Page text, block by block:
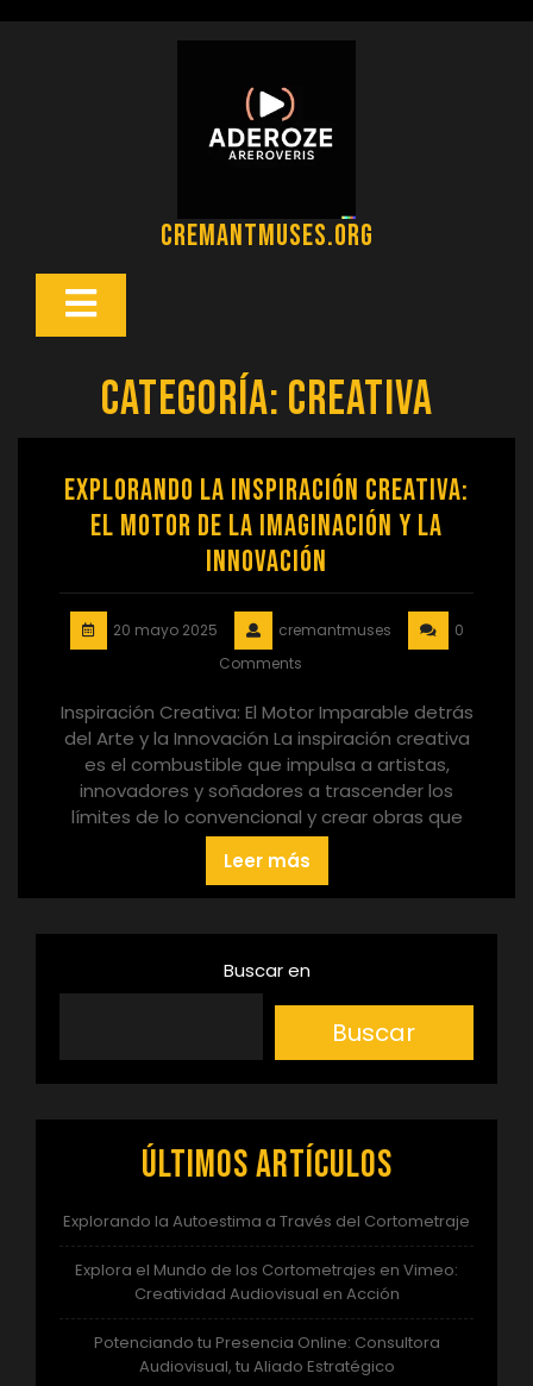
cremantmuses.org
Botón
Categoría: creativa
Explorando la Inspiración Creativa:
El Motor de la Imaginación y la
Innovación
20 mayo 2025 cremantmuses
0
Comments
Inspiración Creativa: El Motor Imparable detrás
del Arte y la Innovación La inspiración creativa
es el combustible que impulsa a artistas,
innovadores y soñadores a trascender los
límites de lo convencional y crear obras que
Leer más
Buscar en
Buscar
Últimos artículos
Explorando la Autoestima a Través del Cortometraje
Explora el Mundo de los Cortometrajes en Vimeo:
Creatividad Audiovisual en Acción
Potenciando tu Presencia Online: Consultora
Audiovisual, tu Aliado Estratégico